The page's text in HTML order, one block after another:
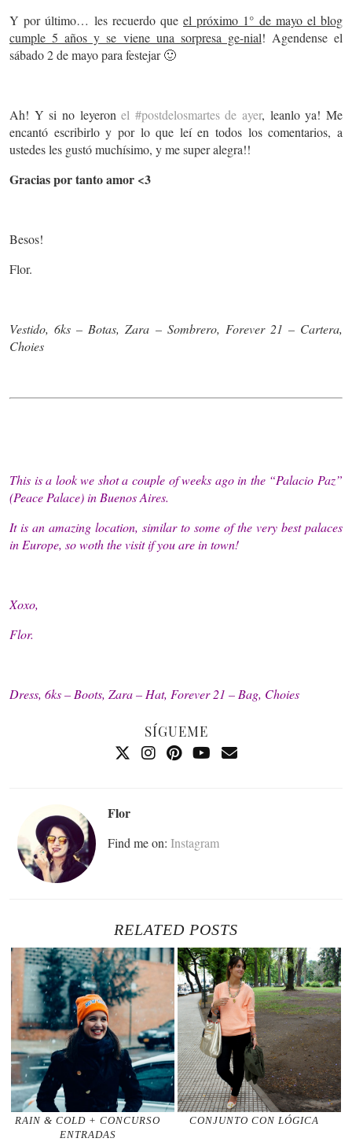
Y por último… les recuerdo que el próximo 1° de mayo el blog
cumple 5 años y se viene una sorpresa ge-nial! Agendense el
sábado 2 de mayo para festejar 🙂
Ah! Y si no leyeronel #postdelosmartes de ayer, leanlo ya! Me
encantó escribirlo y por lo que leí en todos los comentarios, a
ustedes les gustó muchísimo, y me super alegra!!
Gracias por tanto amor <3
Besos!
Flor.
Vestido, 6ks – Botas, Zara – Sombrero, Forever 21 – Cartera,
Choies
This is a look we shot a couple of weeks ago in the “Palacio Paz”
(Peace Palace) in Buenos Aires.
It is an amazing location, similar to some of the very best palaces
in Europe, so woth the visit if you are in town!
Xoxo,
Flor.
Dress, 6ks – Boots, Zara – Hat, Forever 21 – Bag, Choies
SÍGUEME
Flor
Find me on: Instagram
RELATED POSTS
RAIN & COLD + CONCURSO
ENTRADAS
CONJUNTO CON LÓGICA